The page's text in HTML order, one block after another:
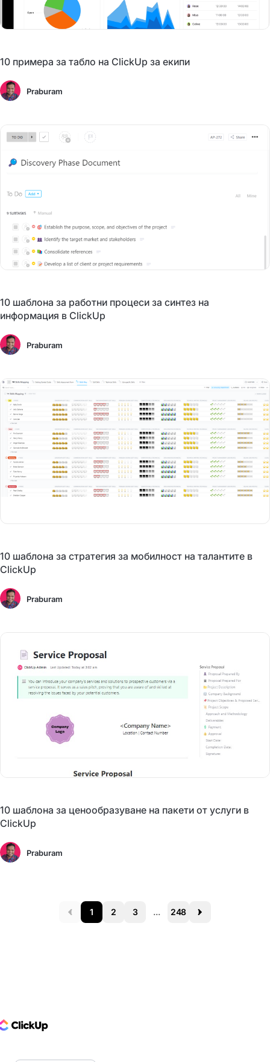
10 примера за табло на ClickUp за екипи
Praburam
10 шаблона за работни процеси за синтез на
информация в ClickUp
Praburam
10 шаблона за стратегия за мобилност на талантите в
ClickUp
Praburam
10 шаблона за ценообразуване на пакети от услуги в
ClickUp
Praburam
Prev 1 2 3 ... 248 Next
Logo